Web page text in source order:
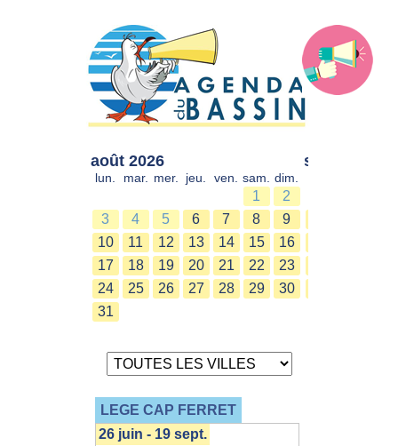
août 2026
lun. mar. mer. jeu. ven. sam. dim.
1
2
3
4 5 6 7 8
9
10
11 12 13 14 15
16
17
18 19 20 21 22
23
24
25 26 27 28 29
30
31
sept. 2026
LEGE CAP FERRET
26 juin - 19 sept.